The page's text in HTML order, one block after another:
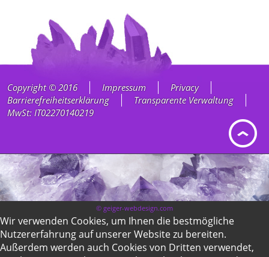
Copyright © 2016 Impressum
Privacy
Barrierefreiheitserklärung
Transparente Verwaltung
MwSt: IT02270140219
© geiger-webdesign.com
Wir verwenden Cookies, um Ihnen die bestmögliche
Nutzererfahrung auf unserer Website zu bereiten.
Außerdem werden auch Cookies von Dritten verwendet,